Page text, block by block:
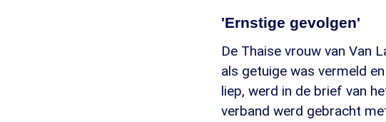
'Ernstige gevolgen'
De Thaise vrouw van Van
als getuige was vermeld
liep, werd in de brief van
verband werd gebracht